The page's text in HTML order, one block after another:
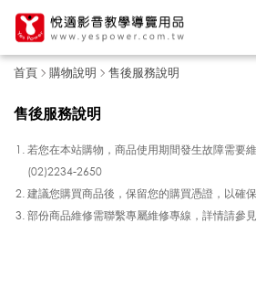
首頁 購物說明 售後服務說明
售後服務說明
若您在本站購物，商品使用期間發生故障需要
(02)2234-2650
建議您購買商品後，保留您的購買憑證，以確
部份商品維修需聯繫專屬維修專線，詳情請參見